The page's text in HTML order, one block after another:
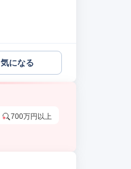
気になる
700万円以上